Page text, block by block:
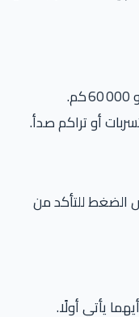
أو تراكم صدأ.
فحص الضغط للتأكد من